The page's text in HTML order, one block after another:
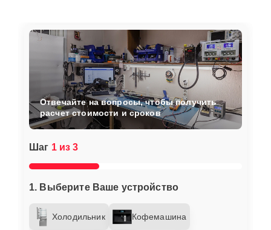
Шаг 1 из 3
1. Выберите Ваше устройство
Холодильник Кофемашина
Отвечайте на вопросы, чтобы получить
расчет стоимости и сроков